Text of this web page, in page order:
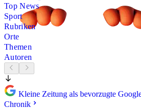
Top News
Sport
Rubriken
Orte
Themen
Autoren
Kleine Zeitung als bevorzugte
Chronik